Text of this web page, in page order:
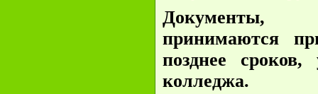
Документы,
принимаются
позднее
колледжа.